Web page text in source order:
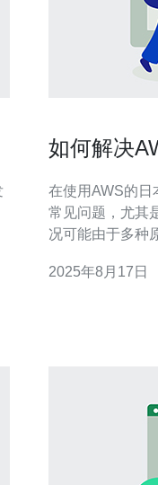
如何解决
在使用AWS的日
常见问题，尤其
况可能由于多种
案，帮助您快速
2025年8月17日